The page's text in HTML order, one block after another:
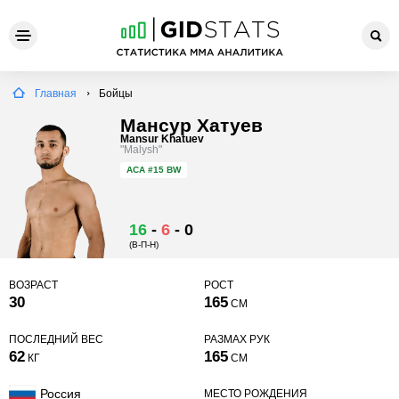
Главная Бойцы
Мансур Хатуев
Mansur Khatuev
"Malysh"
ACA #15 BW
16 - 6 - 0
(В-П-Н)
ВОЗРАСТ
30
РОСТ
165 СМ
ПОСЛЕДНИЙ ВЕС
62 КГ
РАЗМАХ РУК
165 СМ
Россия
МЕСТО РОЖДЕНИЯ